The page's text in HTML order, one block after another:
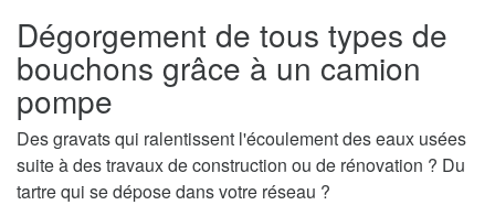
Dégorgement de tous types de
bouchons grâce à un camion
pompe
Des gravats qui ralentissent l'écoulement des eaux usées
suite à des travaux de construction ou de rénovation ? Du
tartre qui se dépose dans votre réseau ?